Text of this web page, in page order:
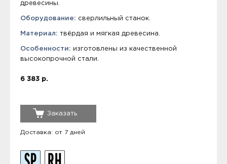
древесины.
Оборудование: сверлильный станок.
Материал: твёрдая и мягкая древесина.
Особенности: изготовлены из качественной
высокопрочной стали.
6 383 р.
Заказать
Доставка: от 7 дней